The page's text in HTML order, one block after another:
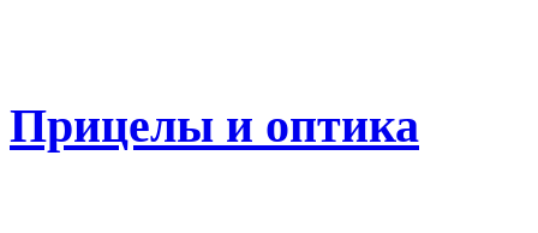
Прицелы и оптика